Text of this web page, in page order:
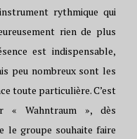
rythmique qui
rien de plus
est indispensable,
peu nombreux sont les
toute particulière. C’est
« Wahntraum », dès
le groupe souhaite faire